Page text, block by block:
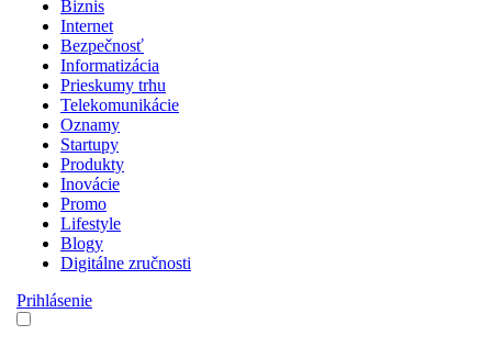
Biznis
Internet
Bezpečnosť
Informatizácia
Prieskumy trhu
Telekomunikácie
Oznamy
Startupy
Produkty
Inovácie
Promo
Lifestyle
Blogy
Digitálne zručnosti
Prihlásenie